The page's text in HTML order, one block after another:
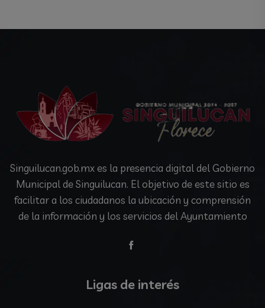
Singuilucan.gob.mx es la presencia digital del Gobierno
Municipal de Singuilucan. El objetivo de este sitio es
facilitar a los ciudadanos la ubicación y comprensión
de la información y los servicios del Ayuntamiento
Ligas de interés